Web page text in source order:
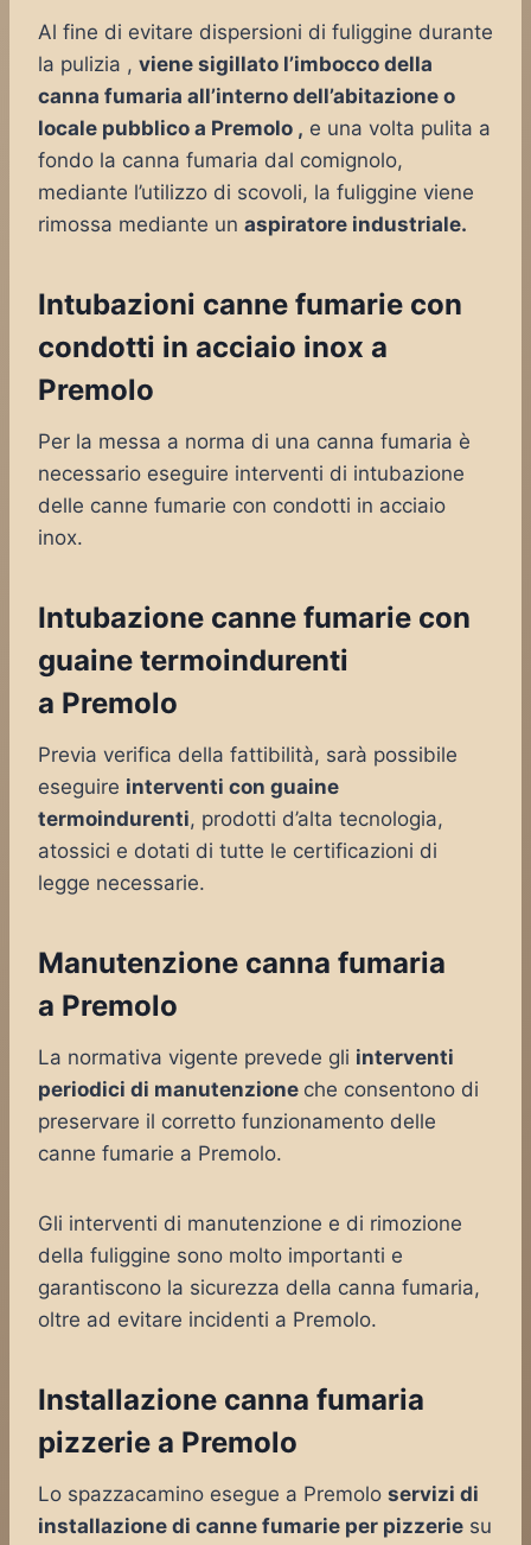
Al fine di evitare dispersioni di fuliggine durante
la pulizia , viene sigillato l’imbocco della
canna fumaria all’interno dell’abitazione o
locale pubblico a Premolo , e una volta pulita a
fondo la canna fumaria dal comignolo,
mediante l’utilizzo di scovoli, la fuliggine viene
rimossa mediante un aspiratore industriale.
Intubazioni canne fumarie con
condotti in acciaio inox a
Premolo
Per la messa a norma di una canna fumaria è
necessario eseguire interventi di intubazione
delle canne fumarie con condotti in acciaio
inox.
Intubazione canne fumarie con
guaine termoindurenti
a Premolo
Previa verifica della fattibilità, sarà possibile
eseguire interventi con guaine
termoindurenti, prodotti d’alta tecnologia,
atossici e dotati di tutte le certificazioni di
legge necessarie.
Manutenzione canna fumaria
a Premolo
La normativa vigente prevede gli interventi
periodici di manutenzione che consentono di
preservare il corretto funzionamento delle
canne fumarie a Premolo.
Gli interventi di manutenzione e di rimozione
della fuliggine sono molto importanti e
garantiscono la sicurezza della canna fumaria,
oltre ad evitare incidenti a Premolo.
Installazione canna fumaria
pizzerie a Premolo
Lo spazzacamino esegue a Premolo servizi di
installazione di canne fumarie per pizzerie su